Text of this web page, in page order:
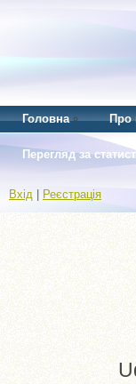
Головна Про
Перегляд за
Вхід Реєстрація